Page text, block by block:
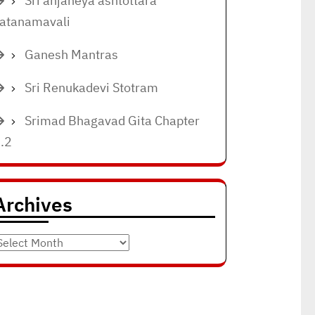
Ganesh Mantras
Sri Renukadevi Stotram
Srimad Bhagavad Gita Chapter